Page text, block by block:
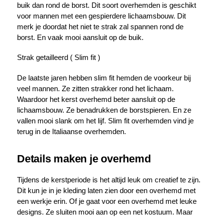
buik dan rond de borst. Dit soort overhemden is geschikt
voor mannen met een gespierdere lichaamsbouw. Dit
merk je doordat het niet te strak zal spannen rond de
borst. En vaak mooi aansluit op de buik.
Strak getailleerd ( Slim fit )
De laatste jaren hebben slim fit hemden de voorkeur bij
veel mannen. Ze zitten strakker rond het lichaam.
Waardoor het kerst overhemd beter aansluit op de
lichaamsbouw. Ze benadrukken de borstspieren. En ze
vallen mooi slank om het lijf. Slim fit overhemden vind je
terug in de Italiaanse overhemden.
Details maken je overhemd
Tijdens de kerstperiode is het altijd leuk om creatief te zijn.
Dit kun je in je kleding laten zien door een overhemd met
een werkje erin. Of je gaat voor een overhemd met leuke
designs. Ze sluiten mooi aan op een net kostuum. Maar